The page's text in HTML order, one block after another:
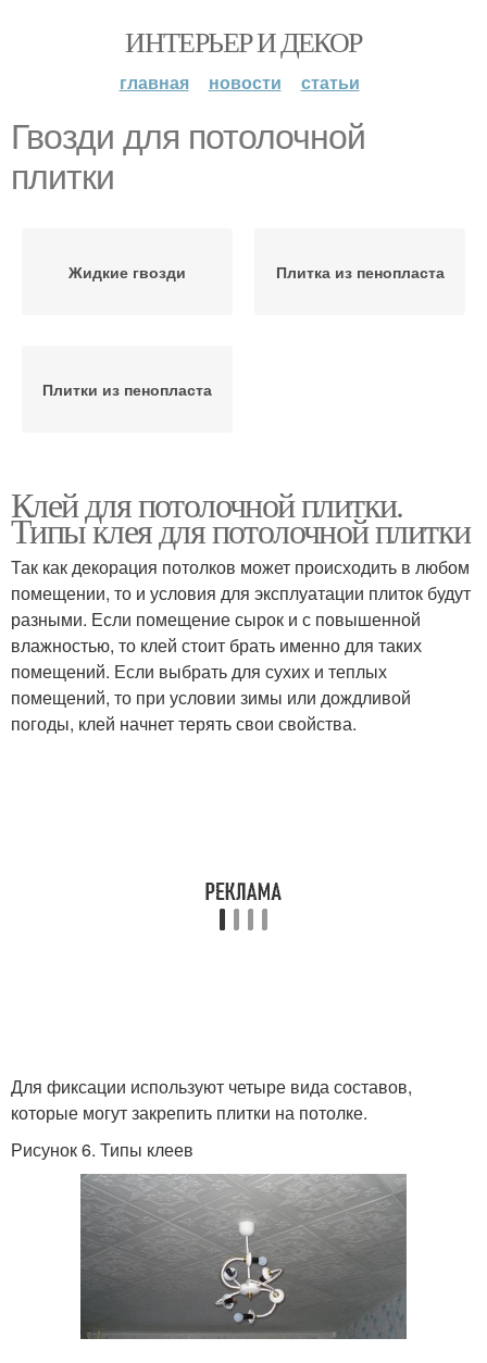
ИНТЕРЬЕР И ДЕКОР
главная новости статьи
Гвозди для потолочной
плитки
Жидкие гвозди Плитка из пенопласта
Плитки из пенопласта
Клей для потолочной плитки.
Типы клея для потолочной плитки
Так как декорация потолков может происходить в любом
помещении, то и условия для эксплуатации плиток будут
разными. Если помещение сырок и с повышенной
влажностью, то клей стоит брать именно для таких
помещений. Если выбрать для сухих и теплых
помещений, то при условии зимы или дождливой
погоды, клей начнет терять свои свойства.
Для фиксации используют четыре вида составов,
которые могут закрепить плитки на потолке.
Рисунок 6. Типы клеев